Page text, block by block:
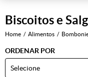
Biscoitos e
Home Alimentos
ORDENAR POR
Selecione